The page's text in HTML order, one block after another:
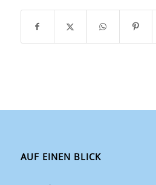
AUF EINEN BLICK